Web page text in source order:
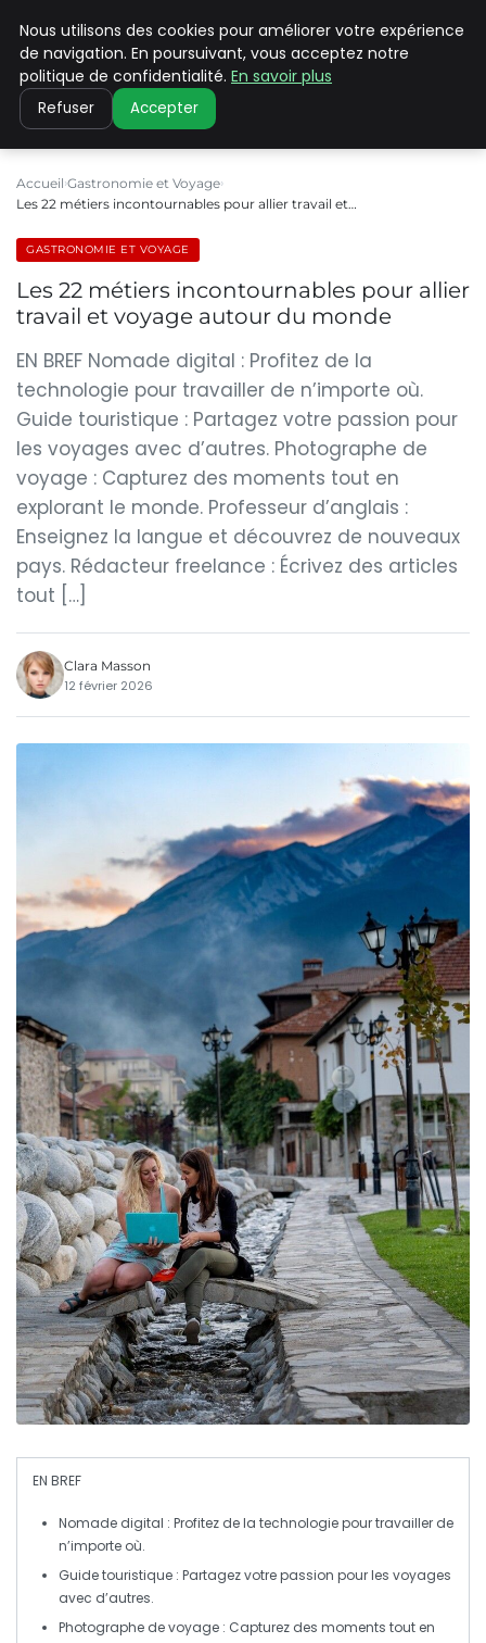
PILAT PATRIMOINES
Accueil Gastronomie et Voyage
Les 22 métiers incontournables pour allier travail et…
GASTRONOMIE ET VOYAGE
Les 22 métiers incontournables pour allier
travail et voyage autour du monde
EN BREF Nomade digital : Profitez de la
technologie pour travailler de n’importe où.
Guide touristique : Partagez votre passion pour
les voyages avec d’autres. Photographe de
voyage : Capturez des moments tout en
explorant le monde. Professeur d’anglais :
Enseignez la langue et découvrez de nouveaux
pays. Rédacteur freelance : Écrivez des articles
tout […]
Clara Masson
12 février 2026
EN BREF
Nomade digital : Profitez de la technologie pour travailler de
n’importe où.
Guide touristique : Partagez votre passion pour les voyages
avec d’autres.
Photographe de voyage : Capturez des moments tout en
Nous utilisons des cookies pour améliorer votre expérience
de navigation. En poursuivant, vous acceptez notre
politique de confidentialité. En savoir plus
Refuser Accepter